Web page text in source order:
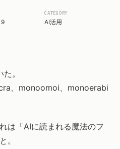
CATEGORY
AI活用
。
、monoomoi、monoerabi
は「AIに読まれる魔法のフ
。